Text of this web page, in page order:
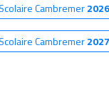
Cambremer
Cambremer